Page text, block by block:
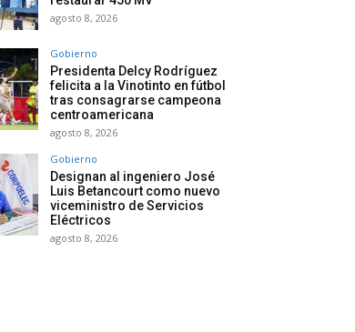
agosto 8, 2026
Gobierno
Presidenta Delcy Rodríguez
felicita a la Vinotinto en fútbol
tras consagrarse campeona
centroamericana
agosto 8, 2026
Gobierno
Designan al ingeniero José
Luis Betancourt como nuevo
viceministro de Servicios
Eléctricos
agosto 8, 2026